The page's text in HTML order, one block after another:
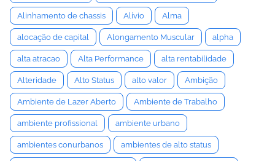
Alinhamento de chassis Alívio Alma
alocação de capital Alongamento Muscular alpha
alta atracao Alta Performance alta rentabilidade
Alteridade Alto Status alto valor Ambição
Ambiente de Lazer Aberto Ambiente de Trabalho
ambiente profissional ambiente urbano
ambientes conurbanos ambientes de alto status